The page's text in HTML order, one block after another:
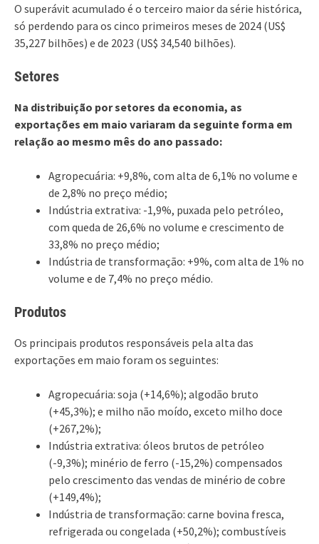
O superávit acumulado é o terceiro maior da série histórica,
só perdendo para os cinco primeiros meses de 2024 (US$
35,227 bilhões) e de 2023 (US$ 34,540 bilhões).
Setores
Na distribuição por setores da economia, as
exportações em maio variaram da seguinte forma em
relação ao mesmo mês do ano passado:
Agropecuária: +9,8%, com alta de 6,1% no volume e
de 2,8% no preço médio;
Indústria extrativa: -1,9%, puxada pelo petróleo,
com queda de 26,6% no volume e crescimento de
33,8% no preço médio;
Indústria de transformação: +9%, com alta de 1% no
volume e de 7,4% no preço médio.
Produtos
Os principais produtos responsáveis pela alta das
exportações em maio foram os seguintes:
Agropecuária: soja (+14,6%); algodão bruto
(+45,3%); e milho não moído, exceto milho doce
(+267,2%);
Indústria extrativa: óleos brutos de petróleo
(-9,3%); minério de ferro (-15,2%) compensados
pelo crescimento das vendas de minério de cobre
(+149,4%);
Indústria de transformação: carne bovina fresca,
refrigerada ou congelada (+50,2%); combustíveis